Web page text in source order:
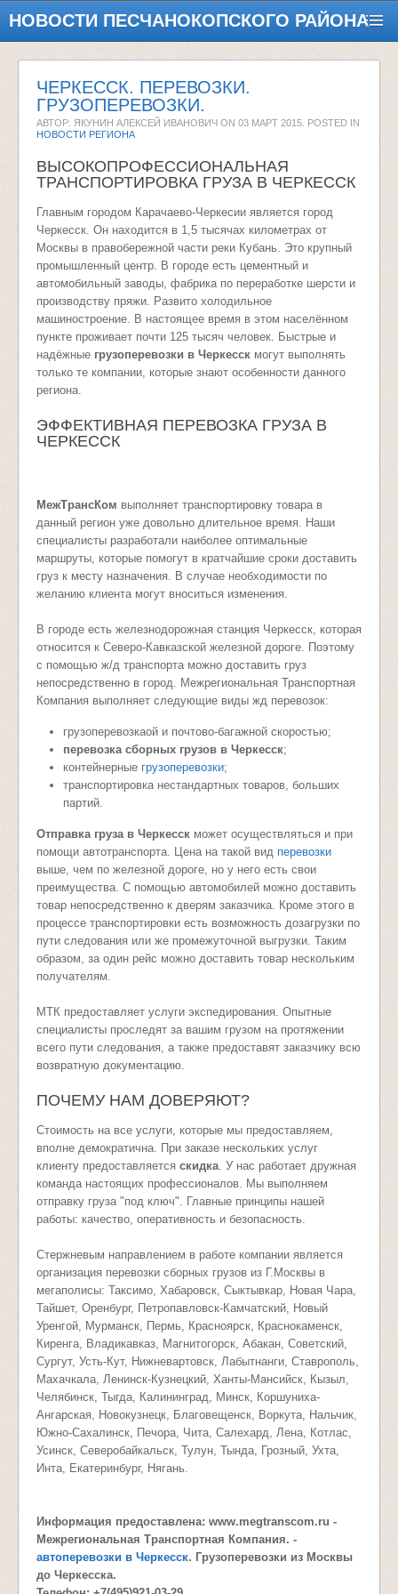
НОВОСТИ ПЕСЧАНОКОПСКОГО РАЙОНА
ЧЕРКЕССК. ПЕРЕВОЗКИ.
ГРУЗОПЕРЕВОЗКИ.
АВТОР: ЯКУНИН АЛЕКСЕЙ ИВАНОВИЧ ON 03 МАРТ 2015 . POSTED IN
НОВОСТИ РЕГИОНА
ВЫСОКОПРОФЕССИОНАЛЬНАЯ
ТРАНСПОРТИРОВКА ГРУЗА В ЧЕРКЕССК
Главным городом Карачаево-Черкесии является город
Черкесск. Он находится в 1,5 тысячах километрах от
Москвы в правобережной части реки Кубань. Это крупный
промышленный центр. В городе есть цементный и
автомобильный заводы, фабрика по переработке шерсти и
производству пряжи. Развито холодильное
машиностроение. В настоящее время в этом населённом
пункте проживает почти 125 тысяч человек. Быстрые и
надёжные грузоперевозки в Черкесск могут выполнять
только те компании, которые знают особенности данного
региона.
ЭФФЕКТИВНАЯ ПЕРЕВОЗКА ГРУЗА В
ЧЕРКЕССК
МежТрансКом выполняет транспортировку товара в
данный регион уже довольно длительное время. Наши
специалисты разработали наиболее оптимальные
маршруты, которые помогут в кратчайшие сроки доставить
груз к месту назначения. В случае необходимости по
желанию клиента могут вноситься изменения.
В городе есть железнодорожная станция Черкесск, которая
относится к Северо-Кавказской железной дороге. Поэтому
с помощью ж/д транспорта можно доставить груз
непосредственно в город. Межрегиональная Транспортная
Компания выполняет следующие виды жд перевозок:
грузоперевозкаой и почтово-багажной скоростью;
перевозка сборных грузов в Черкесск;
контейнерные грузоперевозки;
транспортировка нестандартных товаров, больших
партий.
Отправка груза в Черкесск может осуществляться и при
помощи автотранспорта. Цена на такой вид перевозки
выше, чем по железной дороге, но у него есть свои
преимущества. С помощью автомобилей можно доставить
товар непосредственно к дверям заказчика. Кроме этого в
процессе транспортировки есть возможность дозагрузки по
пути следования или же промежуточной выгрузки. Таким
образом, за один рейс можно доставить товар нескольким
получателям.
МТК предоставляет услуги экспедирования. Опытные
специалисты проследят за вашим грузом на протяжении
всего пути следования, а также предоставят заказчику всю
возвратную документацию.
ПОЧЕМУ НАМ ДОВЕРЯЮТ?
Стоимость на все услуги, которые мы предоставляем,
вполне демократична. При заказе нескольких услуг
клиенту предоставляется скидка. У нас работает дружная
команда настоящих профессионалов. Мы выполняем
отправку груза "под ключ". Главные принципы нашей
работы: качество, оперативность и безопасность.
Стержневым направлением в работе компании является
организация перевозки сборных грузов из Г.Москвы в
мегаполисы: Таксимо, Хабаровск, Сыктывкар, Новая Чара,
Тайшет, Оренбург, Петропавловск-Камчатский, Новый
Уренгой, Мурманск, Пермь, Красноярск, Краснокаменск,
Киренга, Владикавказ, Магнитогорск, Абакан, Советский,
Сургут, Усть-Кут, Нижневартовск, Лабытнанги, Ставрополь,
Махачкала, Ленинск-Кузнецкий, Ханты-Мансийск, Кызыл,
Челябинск, Тыгда, Калининград, Минск, Коршуниха-
Ангарская, Новокузнецк, Благовещенск, Воркута, Нальчик,
Южно-Сахалинск, Печора, Чита, Салехард, Лена, Котлас,
Усинск, Северобайкальск, Тулун, Тында, Грозный, Ухта,
Инта, Екатеринбург, Нягань.
Информация предоставлена: www.megtranscom.ru -
Межрегиональная Транспортная Компания. -
автоперевозки в Черкесск. Грузоперевозки из Москвы
до Черкесска.